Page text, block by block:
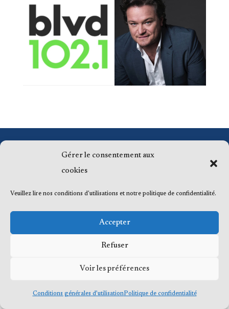
Gérer le consentement aux
cookies
Veuillez lire nos conditions d'utilisations et notre politique de confidentialité.
Accepter
Refuser
Voir les préférences
Conditions générales d’utilisationPolitique de confidentialité
© 2023 Me Frédéric Bérard, tous droits